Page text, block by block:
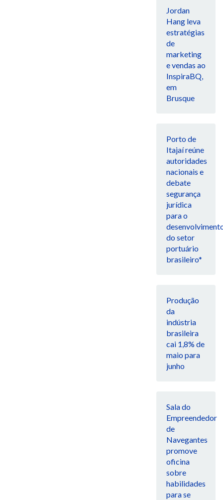
Jordan
Hang leva
estratégias
de
marketing
e vendas ao
InspiraBQ,
em
Brusque
Porto de
Itajaí reúne
autoridades
nacionais e
debate
segurança
jurídica
para o
do setor
portuário
brasileiro*
Produção
da
indústria
brasileira
cai 1,8% de
maio para
junho
Sala do
Empreendedor
de
Navegantes
promove
oficina
sobre
habilidades
para se